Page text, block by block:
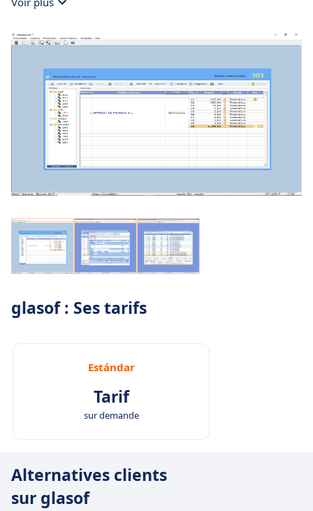
glasof : Ses tarifs
Estándar
Tarif
sur demande
Alternatives clients
sur glasof